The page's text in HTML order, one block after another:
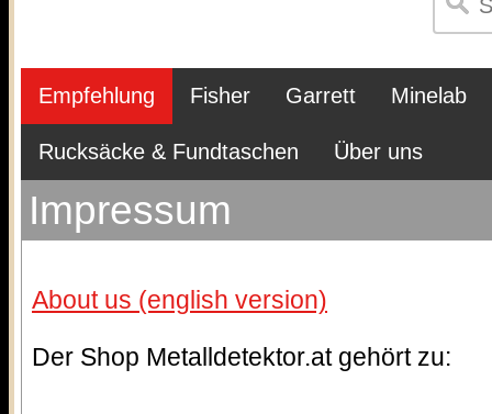
Empfehlung Fisher Garrett Minelab
Rucksäcke & Fundtaschen Über uns
Impressum
About us (english version)
Der Shop Metalldetektor.at gehört zu: